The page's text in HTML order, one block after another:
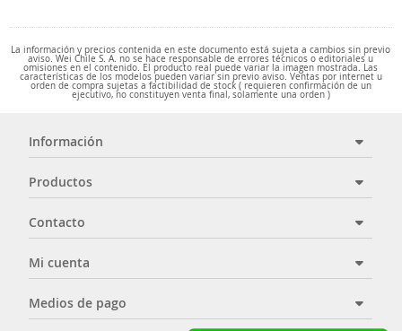
La información y precios contenida en este documento está sujeta a cambios sin previo
aviso. Wei Chile S. A. no se hace responsable de errores técnicos o editoriales u
omisiones en el contenido. El producto real puede variar la imagen mostrada. Las
características de los modelos pueden variar sin previo aviso. Ventas por internet u
orden de compra sujetas a factibilidad de stock ( requieren confirmación de un
ejecutivo, no constituyen venta final, solamente una orden )
Información
Productos
Contacto
Mi cuenta
Medios de pago